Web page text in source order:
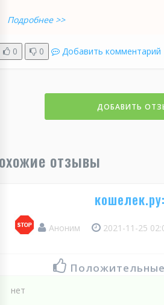
Подробнее >>
0 0 Добавить комментарий
ДОБАВИТЬ
отзывы
Аноним 2021-11-25
нет